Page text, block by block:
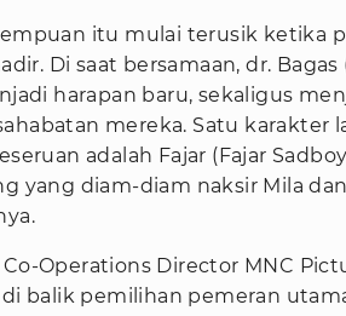
itu mulai terusik ketika
Di saat bersamaan, dr. Bagas
harapan baru, sekaligus
mereka. Satu karakter
adalah Fajar (Fajar
yang diam-diam naksir Mila
Co-Operations Director MNC
balik pemilihan pemeran